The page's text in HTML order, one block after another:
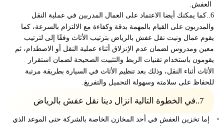
العفش.
6..كما يمكنك أيضا الاعتماد على العمال المدربين في عملية النقل
والمدربون على القيام بالمهمة بدقة وكفاءة مع الالتزام بالسرعة، كما
يقوم عمال ونيت نقل عفش بالرياض بترتيب الأثاث وفقًا إلى لترتيب
معين ومدروس لضمان عدم الإنزلاق أثناء عملية النقل أو الاصطدام، ثم
يقومون باستخدام تقنيات الربط والتثبيت الصحيحة لضمان استقرار
الأثاث أثناء النقل، وذلك بعد تنظيم الأثاث في السيارة بطريقة مرتبة
للحفاظ على سلامته وسهولة التحميل والتفريغ.
7.. في الخطوة التالية انزال دينا نقل عفش بالرياض
إما تخزين العفش في أحد المخازن الخاصة بالشركة حتى الموعد الذي